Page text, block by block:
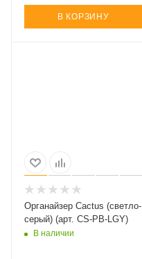
В КОРЗИНУ
Органайзер Cactus (светло-
серый) (арт. CS-PB-LGY)
В наличии